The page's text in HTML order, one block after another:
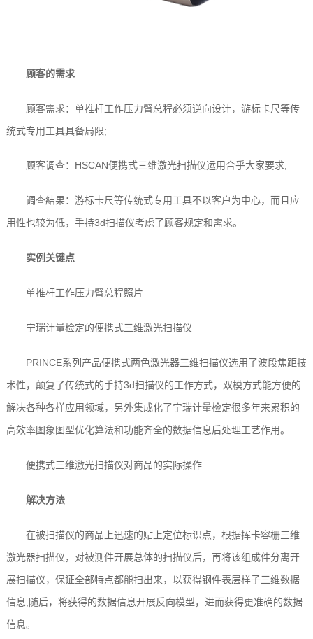
顾客的需求
顾客需求：单推杆工作压力臂总程必须逆向设计，游标卡尺等传
统式专用工具具备局限;
顾客调查：HSCAN便携式三维激光扫描仪运用合乎大家要求;
调查結果：游标卡尺等传统式专用工具不以客户为中心，而且应
用性也较为低，手持3d扫描仪考虑了顾客规定和需求。
实例关键点
单推杆工作压力臂总程照片
宁瑞计量检定的便携式三维激光扫描仪
PRINCE系列产品便携式两色激光器三维扫描仪选用了波段焦距技
术性，颠复了传统式的手持3d扫描仪的工作方式，双模方式能方便的
解决各种各样应用领域，另外集成化了宁瑞计量检定很多年来累积的
高效率图象图型优化算法和功能齐全的数据信息后处理工艺作用。
便携式三维激光扫描仪对商品的实际操作
解决方法
在被扫描仪的商品上迅速的贴上定位标识点，根据挥卡容栅三维
激光器扫描仪，对被测件开展总体的扫描仪后，再将该组成件分离开
展扫描仪，保证全部特点都能扫出来，以获得钢件表层样子三维数据
信息;随后，将获得的数据信息开展反向模型，进而获得更准确的数据
信息。